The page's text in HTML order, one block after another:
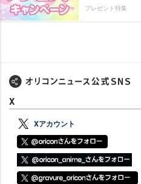
プレゼント特集
X
Xアカウント